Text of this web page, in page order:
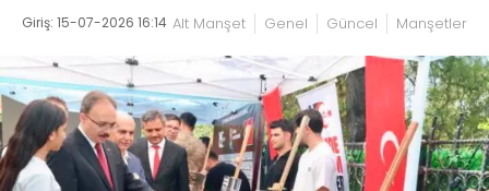
Giriş: 15-07-2026 16:14 Alt Manşet Genel Güncel Manşetler